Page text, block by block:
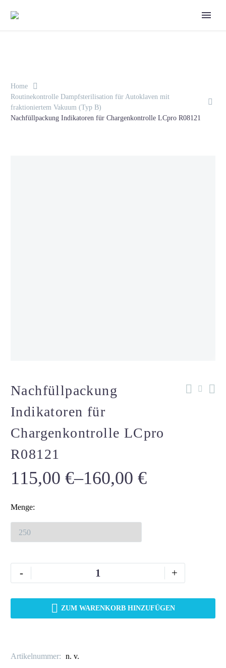
Home
Routinekontrolle Dampfsterilisation für Autoklaven mit
fraktioniertem Vakuum (Typ B)
Nachfüllpackung Indikatoren für Chargenkontrolle LCpro R08121
Nachfüllpackung
Indikatoren für
Chargenkontrolle LCpro
R08121
115,00 €–160,00 €
Menge
- +
ZUM WARENKORB HINZUFÜGEN
Artikelnummer: n. v.